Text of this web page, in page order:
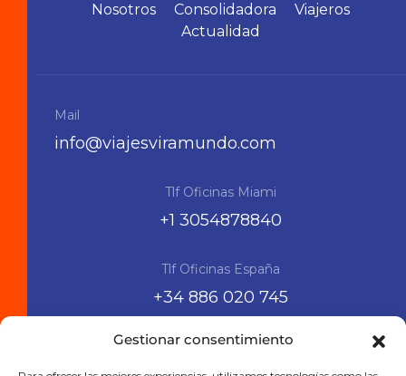
Gestionar consentimiento
Nosotros Consolidadora
Viajeros
Actualidad
Mail
info@viajesviramundo.com
Tlf Oficinas Miami
+1 3054878840
Tlf Oficinas España
+34 886 020 745
Siguenos en las RRSS